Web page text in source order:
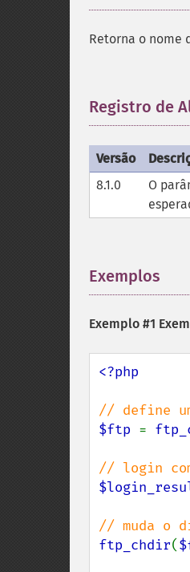
Retorna o nome
Registro de
Versão
8.1.0
O
Exemplos
Exemplo #1
<?php
$ftp =
ftp_chdir(